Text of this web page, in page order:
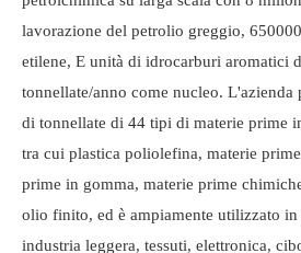
lavorazione del petrolio greggio,
etilene, E unità di idrocarburi aromatici
tonnellate/anno come nucleo.
di tonnellate di 44 tipi di materie prime
tra cui plastica poliolefina, materie
prime in gomma, materie prime
olio finito, ed è ampiamente utilizzato
industria leggera, tessuti, elettronica,